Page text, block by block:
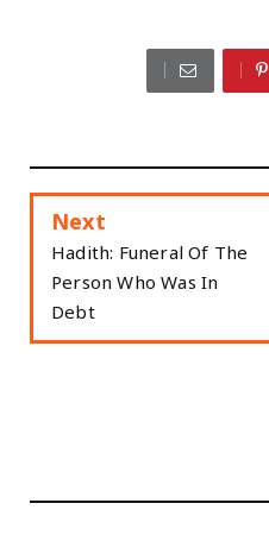
Next
Hadith: Funeral Of The
Person Who Was In
Debt